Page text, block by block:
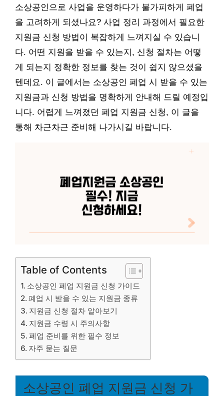
소상공인으로 사업을 운영하다가 불가피하게 폐업
을 고려하게 되셨나요? 사업 정리 과정에서 필요한
지원금 신청 방법이 복잡하게 느껴지실 수 있습니
다. 어떤 지원을 받을 수 있는지, 신청 절차는 어떻
게 되는지 정확한 정보를 찾는 것이 쉽지 않으셨을
텐데요. 이 글에서는 소상공인 폐업 시 받을 수 있는
지원금과 신청 방법을 명확하게 안내해 드릴 예정입
니다. 어렵게 느껴졌던 폐업 지원금 신청, 이 글을
통해 차근차근 준비해 나가시길 바랍니다.
Table of Contents
소상공인 폐업 지원금 신청 가이드
폐업 시 받을 수 있는 지원금 종류
지원금 신청 절차 알아보기
지원금 수령 시 주의사항
폐업 준비를 위한 필수 정보
자주 묻는 질문
소상공인 폐업 지원금 신청 가